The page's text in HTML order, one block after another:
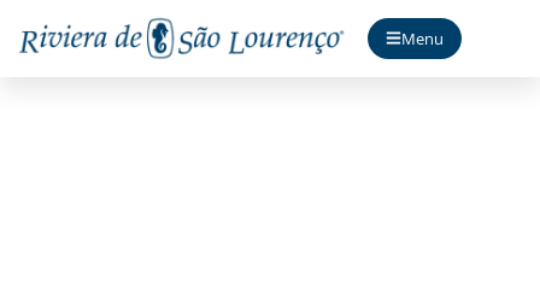
Menu